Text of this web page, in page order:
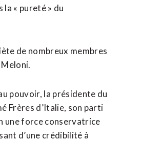
« pureté » du
de nombreux membres
pouvoir, la présidente du
Frères d’Italie, son parti
une force conservatrice
d’une crédibilité à